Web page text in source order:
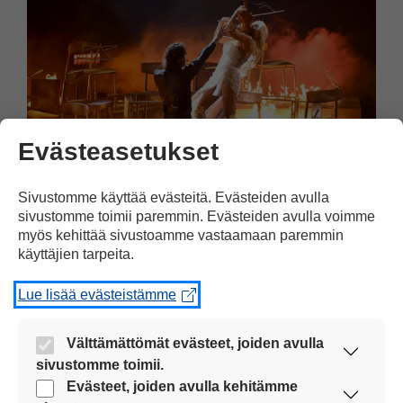
Suomi kilpailee Euroviisujen
finaalissa
Kulttuuri 13.05.2026
Suomi kilpailee Euroviisujen finaalissa
lauantaina. Linda Lampeniuksen ja Pete
Parkkosen kappale Liekinheitin on
Evästeasetukset
Sivustomme käyttää evästeitä. Evästeiden avulla
sivustomme toimii paremmin. Evästeiden avulla voimme
myös kehittää sivustoamme vastaamaan paremmin
käyttäjien tarpeita.
Lue lisää evästeistämme
Välttämättömät evästeet, joiden avulla
sivustomme toimii.
Nämä evästeet ovat aina käytössä, jotta
Evästeet, joiden avulla kehitämme